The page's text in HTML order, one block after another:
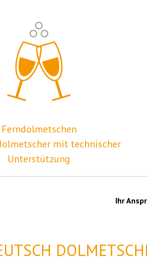
Ferndolmetschen
mit technischer
Unterstützung
Ihr